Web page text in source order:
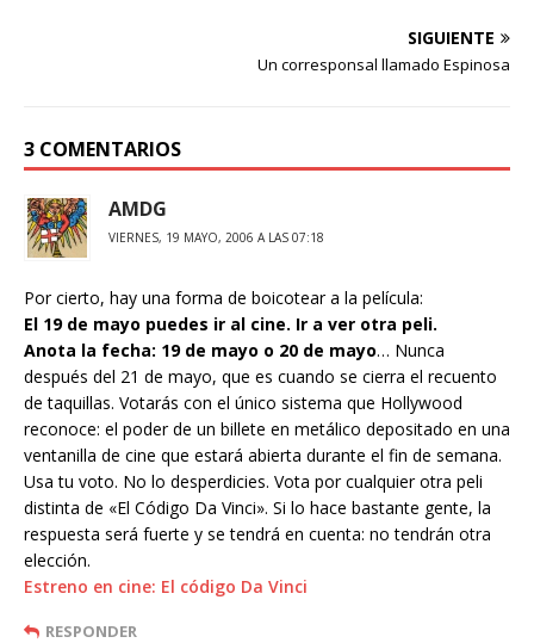
SIGUIENTE
Un corresponsal llamado Espinosa
3 COMENTARIOS
AMDG
VIERNES, 19 MAYO, 2006 A LAS 07:18
Por cierto, hay una forma de boicotear a la película:
El 19 de mayo puedes ir al cine. Ir a ver otra peli.
Anota la fecha: 19 de mayo o 20 de mayo… Nunca
después del 21 de mayo, que es cuando se cierra el recuento
de taquillas. Votarás con el único sistema que Hollywood
reconoce: el poder de un billete en metálico depositado en una
ventanilla de cine que estará abierta durante el fin de semana.
Usa tu voto. No lo desperdicies. Vota por cualquier otra peli
distinta de «El Código Da Vinci». Si lo hace bastante gente, la
respuesta será fuerte y se tendrá en cuenta: no tendrán otra
elección.
Estreno en cine: El código Da Vinci
RESPONDER